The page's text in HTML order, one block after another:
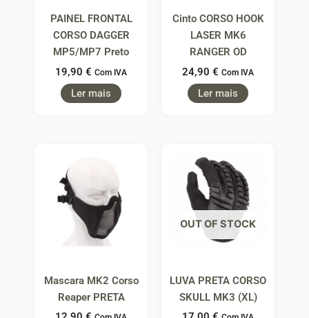
PAINEL FRONTAL
CORSO DAGGER
MP5/MP7 Preto
19,90 € Com IVA
Ler mais
Cinto CORSO HOOK
LASER MK6
RANGER OD
24,90 € Com IVA
Ler mais
Mascara MK2 Corso
Reaper PRETA
OUT OF STOCK
LUVA PRETA CORSO
SKULL MK3 (XL)